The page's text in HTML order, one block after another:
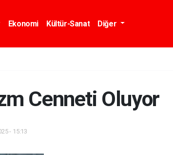
Ekonomi Kültür-Sanat Diğer
Cenneti Oluyor
- 15:13